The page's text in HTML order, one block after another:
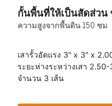
กั้นพื้นที่ให้เป็นสัดส่วน
ความสูงจากพื้นดิน 150 ซม
เสารั้วอัดแรง 3" x 3" x
ระยะห่างระหว่างเสา
จำนวน 3 เส้น